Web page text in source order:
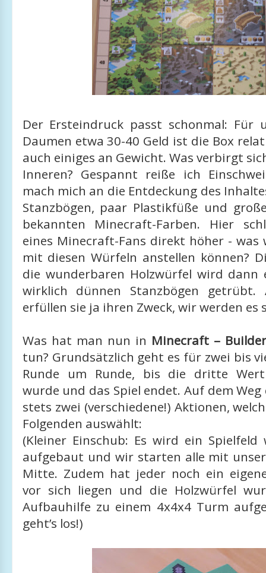
Der Ersteindruck passt schonmal: Für
Daumen etwa 30-40 Geld ist die Box
auch einiges an Gewicht. Was verbirgt
Inneren? Gespannt reiße ich
mach mich an die Entdeckung des
Stanzbögen, paar Plastikfüße und
bekannten Minecraft-Farben. Hier
eines Minecraft-Fans direkt höher - was
mit diesen Würfeln anstellen können?
die wunderbaren Holzwürfel wird dann
wirklich dünnen Stanzbögen getrübt.
erfüllen sie ja ihren Zweck, wir werden es
Was hat man nun in Minecraft –
tun? Grundsätzlich geht es für zwei bis
Runde um Runde, bis die dritte
wurde und das Spiel endet. Auf dem
stets zwei (verschiedene!) Aktionen,
Folgenden auswählt:
(Kleiner Einschub: Es wird ein Spielfeld
aufgebaut und wir starten alle mit
Mitte. Zudem hat jeder noch ein
vor sich liegen und die Holzwürfel
Aufbauhilfe zu einem 4x4x4 Turm
geht’s los!)